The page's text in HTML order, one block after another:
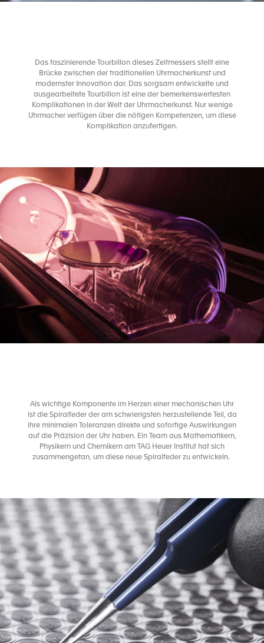
Das faszinierende Tourbillon dieses Zeitmessers stellt eine
Brücke zwischen der traditionellen Uhrmacherkunst und
modernster Innovation dar. Das sorgsam entwickelte und
ausgearbeitete Tourbillon ist eine der bemerkenswertesten
Komplikationen in der Welt der Uhrmacherkunst. Nur wenige
Uhrmacher verfügen über die nötigen Kompetenzen, um diese
Komplikation anzufertigen.
Als wichtige Komponente im Herzen einer mechanischen Uhr
ist die Spiralfeder der am schwierigsten herzustellende Teil, da
ihre minimalen Toleranzen direkte und sofortige Auswirkungen
auf die Präzision der Uhr haben. Ein Team aus Mathematikern,
Physikern und Chemikern am TAG Heuer Institut hat sich
zusammengetan, um diese neue Spiralfeder zu entwickeln.